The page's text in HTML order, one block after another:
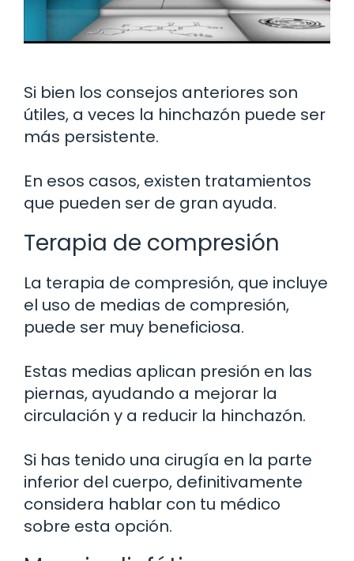
Si bien los consejos anteriores son
útiles, a veces la hinchazón puede ser
más persistente.
En esos casos, existen tratamientos
que pueden ser de gran ayuda.
Terapia de compresión
La terapia de compresión, que incluye
el uso de medias de compresión,
puede ser muy beneficiosa.
Estas medias aplican presión en las
piernas, ayudando a mejorar la
circulación y a reducir la hinchazón.
Si has tenido una cirugía en la parte
inferior del cuerpo, definitivamente
considera hablar con tu médico
sobre esta opción.